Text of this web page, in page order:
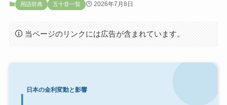
用語辞典 五十音一覧 2026年7月8日
当ページのリンクには広告が含まれています。